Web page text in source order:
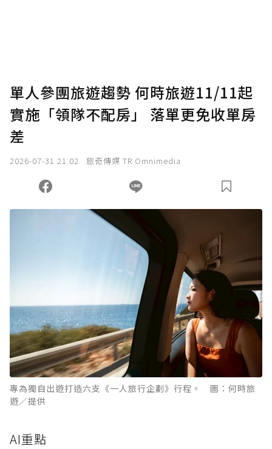
確認送出
您當前剩餘 U 利點數：0點；前往 購買點數
單人參團旅遊趨勢 何時旅遊11/11起
實施「領隊不配房」 落單更免收單房
差
2026-07-31 21:02 旅奇傳媒 TR Omnimedia
專為獨自出遊打造六支《一人旅行企劃》行程。 圖：何時旅
遊／提供
AI重點